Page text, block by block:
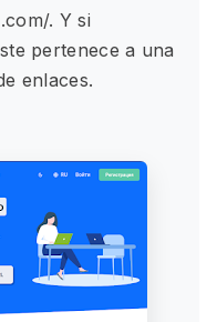
. Y si
pertenece a una
enlaces.